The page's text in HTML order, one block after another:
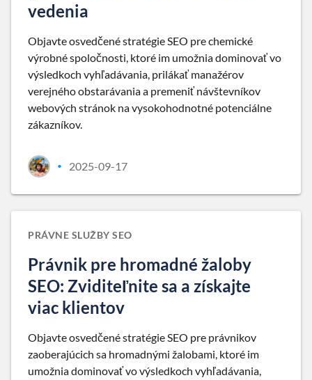
vedenia
Objavte osvedčené stratégie SEO pre chemické
výrobné spoločnosti, ktoré im umožnia dominovať vo
výsledkoch vyhľadávania, prilákať manažérov
verejného obstarávania a premeniť návštevníkov
webových stránok na vysokohodnotné potenciálne
zákazníkov.
• 2025-09-17
PRÁVNE SLUŽBY SEO
Právnik pre hromadné žaloby
SEO: Zviditeľnite sa a získajte
viac klientov
Objavte osvedčené stratégie SEO pre právnikov
zaoberajúcich sa hromadnými žalobami, ktoré im
umožnia dominovať vo výsledkoch vyhľadávania,